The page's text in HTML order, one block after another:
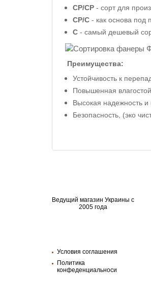
СР/СР - сорт для
СР/С - как основа под
С - самый дешевый
Преимущества:
Устойчивость к
Повышенная
Высокая надежность и
Безопасность, (эко
Ведущий магазин Украины с
2005 года
Условия соглашения
Политика
конфеденциальноси